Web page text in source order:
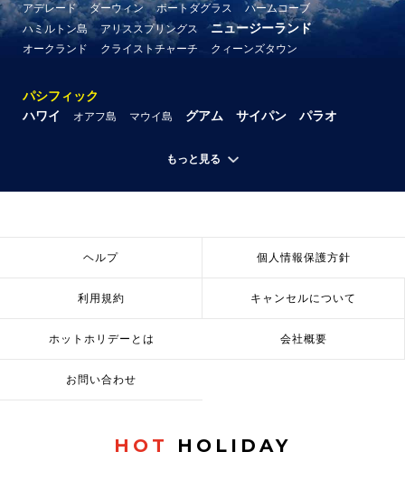
アデレード
ダーウィン ポートダグラス
パームコーブ
ハミルトン島
アリススプリングス ニュージーランド
オークランド クライストチャーチ クィーンズタウン
パシフィック
ハワイ
オアフ島 マウイ島 グアム サイパン パラオ
もっと見る
ヘルプ 個人情報保護方針
利用規約 キャンセルについて
ホットホリデーとは 会社概要
お問い合わせ
HOT HOLIDAY